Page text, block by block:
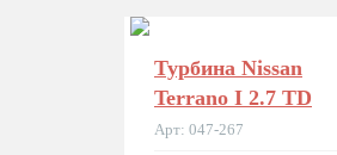
Турбина Nissan
Terrano I 2.7 TD
Арт: 047-267